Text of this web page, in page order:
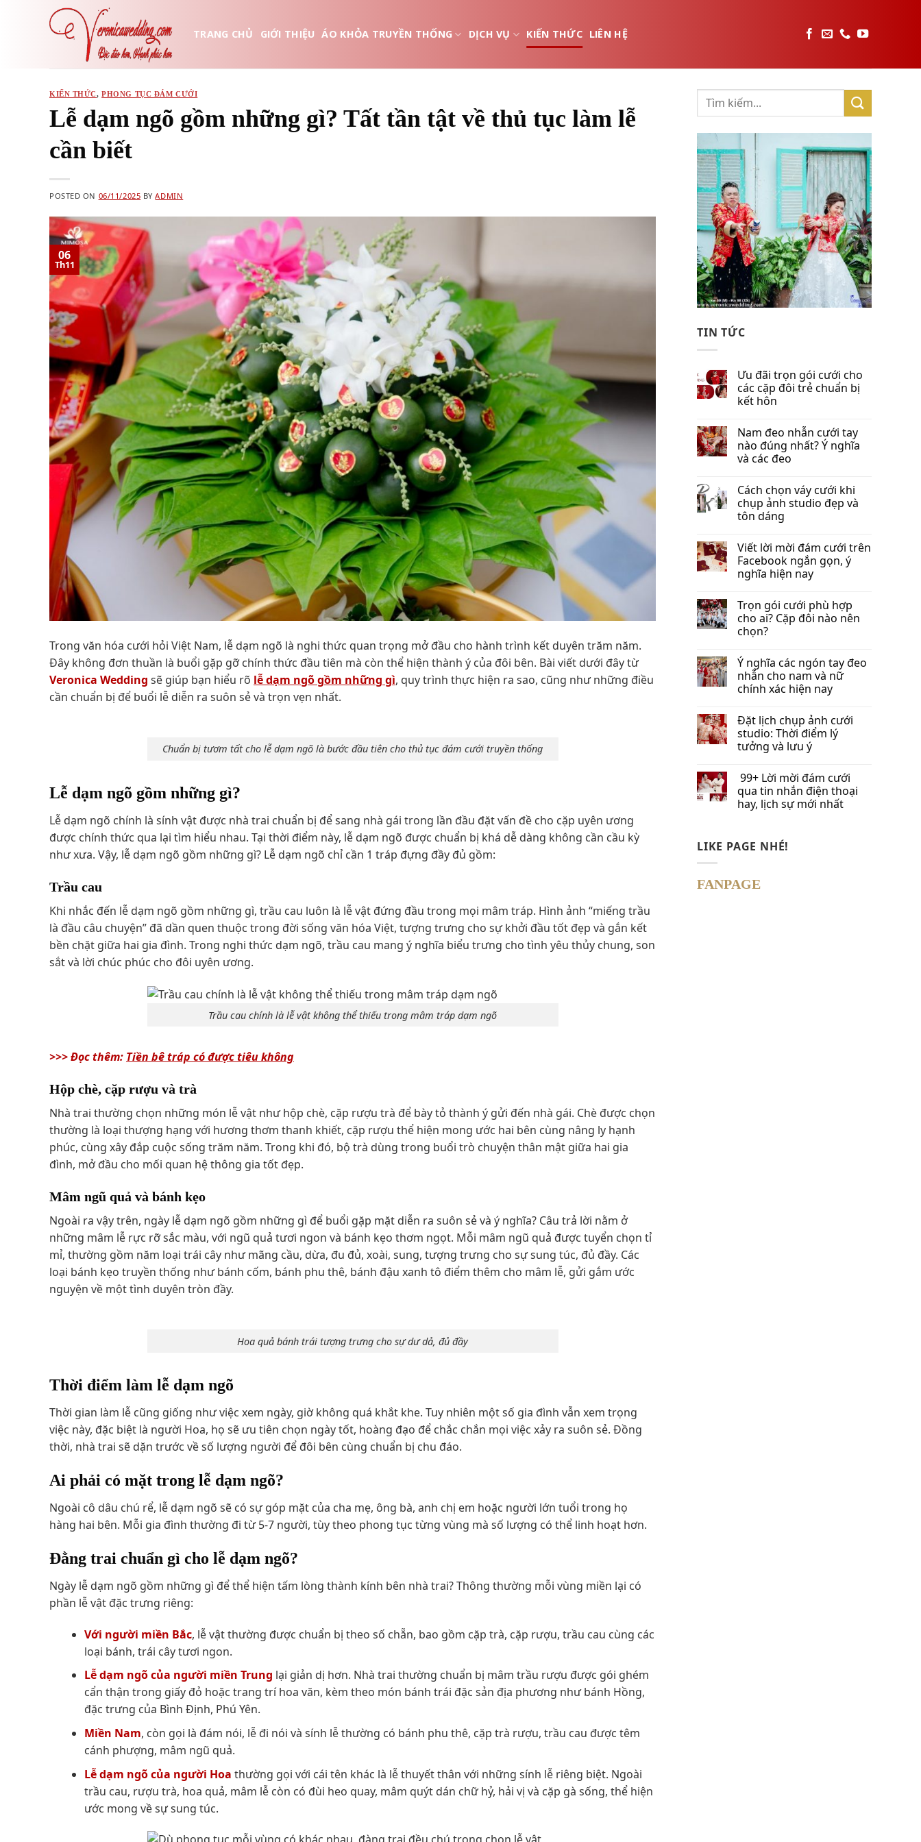
TRANG CHỦ GIỚI THIỆU ÁO KHỎA TRUYỀN THỐNG DỊCH VỤ KIẾN THỨC LIÊN HỆ
KIẾN THỨC,PHONG TỤC ĐÁM CƯỚI
Lễ dạm ngõ gồm những gì? Tất tần tật về thủ tục làm lễ
cần biết
POSTED ON 06/11/2025 BYADMIN
06
Th11
Trong văn hóa cưới hỏi Việt Nam, lễ dạm ngõ là nghi thức quan trọng mở đầu cho hành trình kết duyên trăm năm.
Đây không đơn thuần là buổi gặp gỡ chính thức đầu tiên mà còn thể hiện thành ý của đôi bên. Bài viết dưới đây từ
Veronica Wedding sẽ giúp bạn hiểu rõ lễ dạm ngõ gồm những gì, quy trình thực hiện ra sao, cũng như những điều
cần chuẩn bị để buổi lễ diễn ra suôn sẻ và trọn vẹn nhất.
Chuẩn bị tươm tất cho lễ dạm ngõ là bước đầu tiên cho thủ tục đám cưới truyền thống
Lễ dạm ngõ gồm những gì​?
Lễ dạm ngõ chính là sính vật được nhà trai chuẩn bị để sang nhà gái trong lần đầu đặt vấn đề cho cặp uyên ương
được chính thức qua lại tìm hiểu nhau. Tại thời điểm này, lễ dạm ngõ được chuẩn bị khá dễ dàng không cần cầu kỳ
như xưa. Vậy, lễ dạm ngõ gồm những gì? Lễ dạm ngõ chỉ cần 1 tráp đựng đầy đủ gồm:
Trầu cau
Khi nhắc đến lễ dạm ngõ gồm những gì, trầu cau luôn là lễ vật đứng đầu trong mọi mâm tráp. Hình ảnh “miếng trầu
là đầu câu chuyện” đã dần quen thuộc trong đời sống văn hóa Việt, tượng trưng cho sự khởi đầu tốt đẹp và gắn kết
bền chặt giữa hai gia đình. Trong nghi thức dạm ngõ, trầu cau mang ý nghĩa biểu trưng cho tình yêu thủy chung, son
sắt và lời chúc phúc cho đôi uyên ương.
Trầu cau chính là lễ vật không thể thiếu trong mâm tráp dạm ngõ
>>> Đọc thêm: Tiền bê tráp có được tiêu không
Hộp chè, cặp rượu và trà
Nhà trai thường chọn những món lễ vật như hộp chè, cặp rượu trà để bày tỏ thành ý gửi đến nhà gái. Chè được chọn
thường là loại thượng hạng với hương thơm thanh khiết, cặp rượu thể hiện mong ước hai bên cùng nâng ly hạnh
phúc, cùng xây đắp cuộc sống trăm năm. Trong khi đó, bộ trà dùng trong buổi trò chuyện thân mật giữa hai gia
đình, mở đầu cho mối quan hệ thông gia tốt đẹp.
Mâm ngũ quả và bánh kẹo
Ngoài ra vậy trên, ngày lễ dạm ngõ gồm những gì để buổi gặp mặt diễn ra suôn sẻ và ý nghĩa? Câu trả lời nằm ở
những mâm lễ rực rỡ sắc màu, với ngũ quả tươi ngon và bánh kẹo thơm ngọt. Mỗi mâm ngũ quả được tuyển chọn tỉ
mỉ, thường gồm năm loại trái cây như mãng cầu, dừa, đu đủ, xoài, sung, tượng trưng cho sự sung túc, đủ đầy. Các
loại bánh kẹo truyền thống như bánh cốm, bánh phu thê, bánh đậu xanh tô điểm thêm cho mâm lễ, gửi gắm ước
nguyện về một tình duyên tròn đầy.
Hoa quả bánh trái tượng trưng cho sự dư dả, đủ đầy
Thời điểm làm lễ dạm ngõ
Thời gian làm lễ cũng giống như việc xem ngày, giờ không quá khắt khe. Tuy nhiên một số gia đình vẫn xem trọng
việc này, đặc biệt là người Hoa, họ sẽ ưu tiên chọn ngày tốt, hoàng đạo để chắc chắn mọi việc xảy ra suôn sẻ. Đồng
thời, nhà trai sẽ dặn trước về số lượng người để đôi bên cùng chuẩn bị chu đáo.
Ai phải có mặt trong lễ dạm ngõ?
Ngoài cô dâu chú rể, lễ dạm ngõ sẽ có sự góp mặt của cha mẹ, ông bà, anh chị em hoặc người lớn tuổi trong họ
hàng hai bên. Mỗi gia đình thường đi từ 5-7 người, tùy theo phong tục từng vùng mà số lượng có thể linh hoạt hơn.
Đằng trai chuẩn gì cho lễ dạm ngõ?
Ngày lễ dạm ngõ gồm những gì để thể hiện tấm lòng thành kính bên nhà trai? Thông thường mỗi vùng miền lại có
phần lễ vật đặc trưng riêng:
Với người miền Bắc, lễ vật thường được chuẩn bị theo số chẵn, bao gồm cặp trà, cặp rượu, trầu cau cùng các
loại bánh, trái cây tươi ngon.
Lễ dạm ngõ của người miền Trung lại giản dị hơn. Nhà trai thường chuẩn bị mâm trầu rượu được gói ghém
cẩn thận trong giấy đỏ hoặc trang trí hoa văn, kèm theo món bánh trái đặc sản địa phương như bánh Hồng,
đặc trưng của Bình Định, Phú Yên.
Miền Nam, còn gọi là đám nói, lễ đi nói và sính lễ thường có bánh phu thê, cặp trà rượu, trầu cau được têm
cánh phượng, mâm ngũ quả.
Lễ dạm ngõ của người Hoa thường gọi với cái tên khác là lễ thuyết thân với những sính lễ riêng biệt. Ngoài
trầu cau, rượu trà, hoa quả, mâm lễ còn có đùi heo quay, mâm quýt dán chữ hỷ, hải vị và cặp gà sống, thể hiện
ước mong về sự sung túc.
TIN TỨC
Ưu đãi trọn gói cưới cho
các cặp đôi trẻ chuẩn bị
kết hôn
Nam đeo nhẫn cưới tay
nào đúng nhất​? Ý nghĩa
và các đeo
Cách chọn váy cưới khi
chụp ảnh studio đẹp và
tôn dáng
Viết lời mời đám cưới trên
Facebook​ ngắn gọn, ý
nghĩa hiện nay
Trọn gói cưới phù hợp
cho ai? Cặp đôi nào nên
chọn?
Ý nghĩa các ngón tay đeo
nhẫn cho nam và nữ
chính xác hiện nay
Đặt lịch chụp ảnh cưới
studio: Thời điểm lý
tưởng và lưu ý
99+ Lời mời đám cưới
qua tin nhắn​ điện thoại
hay, lịch sự mới nhất
LIKE PAGE NHÉ!
FANPAGE